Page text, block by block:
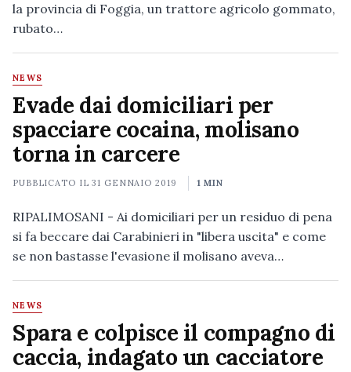
la provincia di Foggia, un trattore agricolo gommato,
rubato…
NEWS
Evade dai domiciliari per
spacciare cocaina, molisano
torna in carcere
PUBBLICATO IL31 GENNAIO 2019 1 MIN
RIPALIMOSANI - Ai domiciliari per un residuo di pena
si fa beccare dai Carabinieri in "libera uscita" e come
se non bastasse l'evasione il molisano aveva…
NEWS
Spara e colpisce il compagno di
caccia, indagato un cacciatore